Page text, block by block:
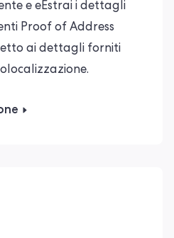
e eEstrai i dettagli
Proof of Address
ai dettagli forniti